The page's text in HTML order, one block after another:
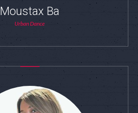
Moustax Ba
Urban Dance